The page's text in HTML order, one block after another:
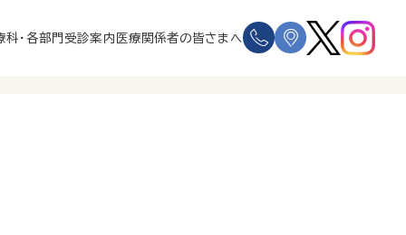
科・各部門受診案内医療関係者の皆さまへ